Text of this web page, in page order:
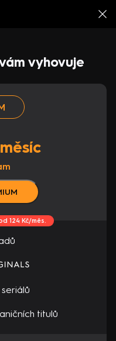
vyhovuje
124 Kč/měs.
titulů